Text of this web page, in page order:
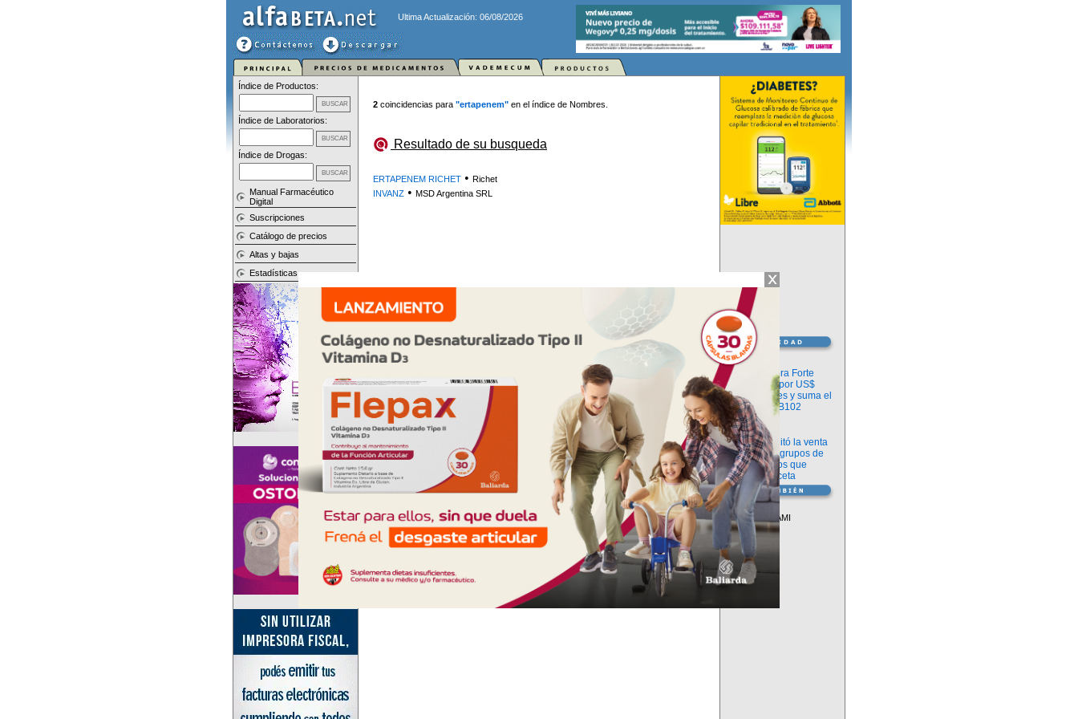
Ultima Actualización: 06/08/2026
Índice de Productos:
Índice de Laboratorios:
Índice de Drogas:
Manual Farmacéutico
Digital
Suscripciones
Catálogo de precios
Altas y bajas
Estadísticas
2 coincidencias para "ertapenem" en el índice de Nombres.
Resultado de su busqueda
ERTAPENEM RICHET • Richet
INVANZ • MSD Argentina SRL
Información
argenx compra Forte
Biosciences por US$
2.200 millones y suma el
anticuerpo FB102
Información
ANMAT habilitó la venta
libre de diez grupos de
medicamentos que
requerían receta
Vademécum
Descuentos PAMI